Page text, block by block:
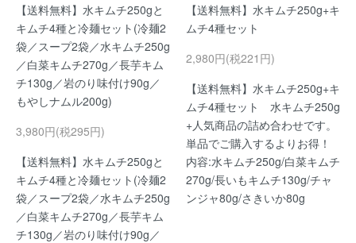
【送料無料】水キムチ250gと
キムチ4種と冷麺セット(冷麺2
袋／スープ2袋／水キムチ250g
／白菜キムチ270g／長芋キム
チ130g／岩のり味付け90g／
もやしナムル200g)
3,980円(税295円)
【送料無料】水キムチ250gと
キムチ4種と冷麺セット(冷麺2
袋／スープ2袋／水キムチ250g
／白菜キムチ270g／長芋キム
チ130g／岩のり味付け90g／
【送料無料】水キムチ250g+キ
ムチ4種セット
2,980円(税221円)
【送料無料】水キムチ250g+キ
ムチ4種セット 水キムチ250g
+人気商品の詰め合わせです。
単品でご購入するよりお得！
内容:水キムチ250g/白菜キムチ
270g/長いもキムチ130g/チャ
ンジャ80g/さきいか80g